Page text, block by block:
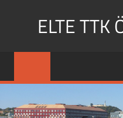
ELTE TTK